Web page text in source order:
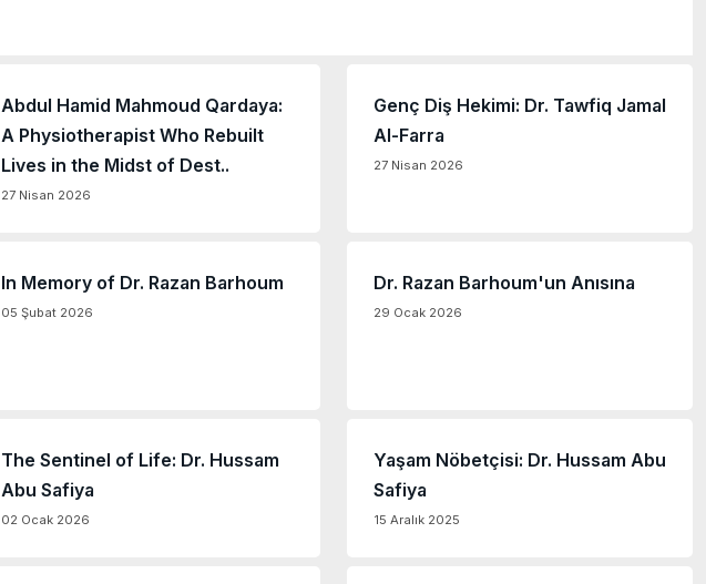
Abdul Hamid Mahmoud Qardaya:
A Physiotherapist Who Rebuilt
Lives in the Midst of Dest..
27 Nisan 2026
Genç Diş Hekimi: Dr. Tawfiq Jamal
Al-Farra
27 Nisan 2026
In Memory of Dr. Razan Barhoum
05 Şubat 2026
Dr. Razan Barhoum'un Anısına
29 Ocak 2026
The Sentinel of Life: Dr. Hussam
Abu Safiya
02 Ocak 2026
Yaşam Nöbetçisi: Dr. Hussam Abu
Safiya
15 Aralık 2025